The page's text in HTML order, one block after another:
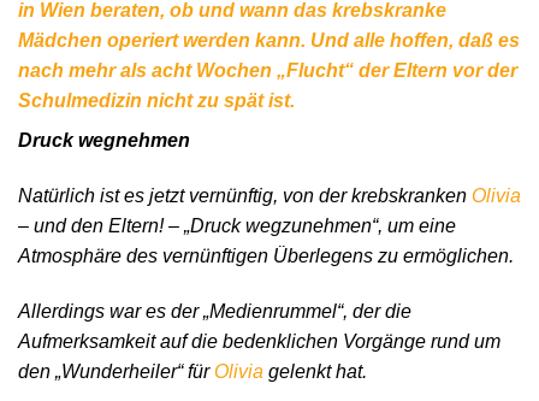
in Wien beraten, ob und wann das krebskranke
Mädchen operiert werden kann. Und alle hoffen, daß es
nach mehr als acht Wochen „Flucht“ der Eltern vor der
Schulmedizin nicht zu spät ist.
Druck wegnehmen
Natürlich ist es jetzt vernünftig, von der krebskranken Olivia
– und den Eltern! – „Druck wegzunehmen“, um eine
Atmosphäre des vernünftigen Überlegens zu ermöglichen.
Allerdings war es der „Medienrummel“, der die
Aufmerksamkeit auf die bedenklichen Vorgänge rund um
den „Wunderheiler“ für Olivia gelenkt hat.